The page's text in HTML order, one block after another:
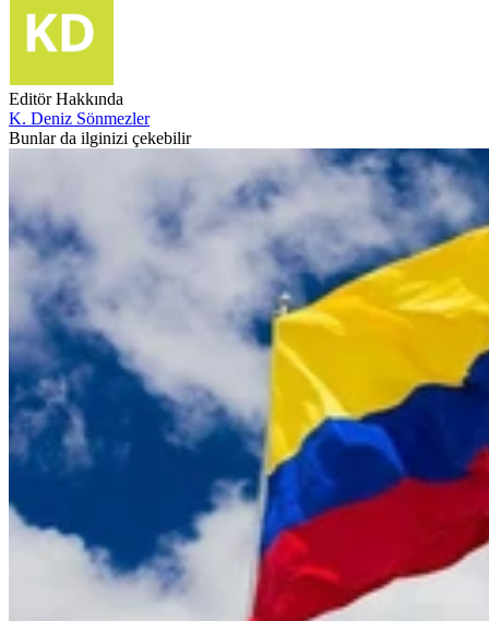
Editör Hakkında
K. Deniz Sönmezler
Bunlar da ilginizi çekebilir